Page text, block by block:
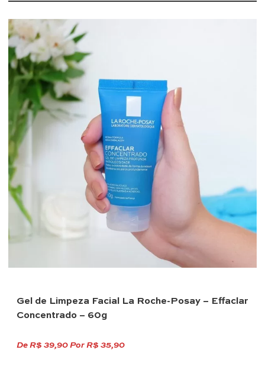
Gel de Limpeza Facial La Roche-Posay – Effaclar
Concentrado – 60g
De R$ 39,90 Por R$ 35,90